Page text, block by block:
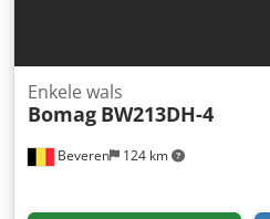
Beveren 124 km
Enkele wals
Bomag BW213DH-4